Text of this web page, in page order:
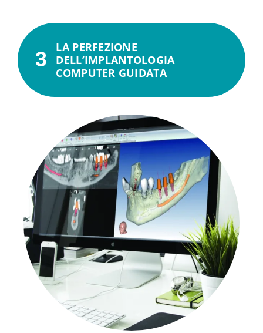
3
LA PERFEZIONE
DELL’IMPLANTOLOGIA
COMPUTER GUIDATA